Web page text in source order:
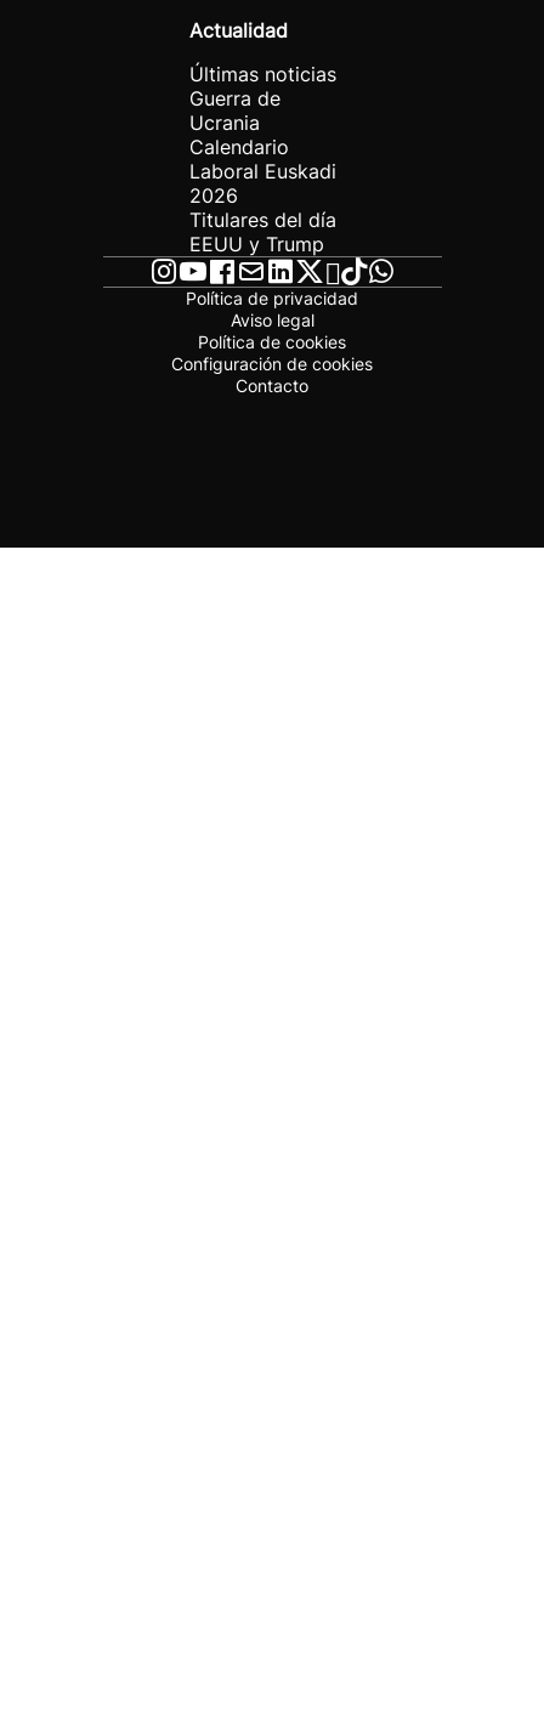
Actualidad
Últimas noticias
Guerra de
Ucrania
Calendario
Laboral Euskadi
2026
Titulares del día
EEUU y Trump
Política de privacidad
Aviso legal
Política de cookies
Configuración de cookies
Contacto